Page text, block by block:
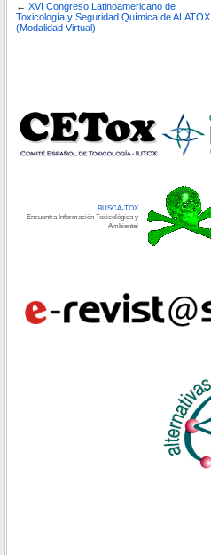
← XVI Congreso Latinoamericano de
Toxicología y Seguridad Química de ALATOX
(Modalidad Virtual)
BUSCA-TOX
Encuentra Información Toxicológica y
Ambiental